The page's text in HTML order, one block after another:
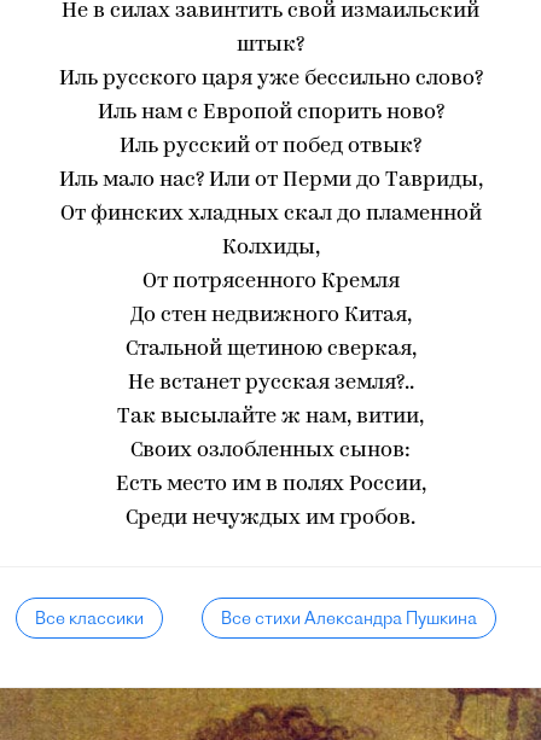
Не в силах завинтить свой измаильский
штык?
Иль русского царя уже бессильно слово?
Иль нам с Европой спорить ново?
Иль русский от побед отвык?
Иль мало нас? Или от Перми до Тавриды,
От финских хладных скал до пламенной
Колхиды,
От потрясенного Кремля
До стен недвижного Китая,
Стальной щетиною сверкая,
Не встанет русская земля?..
Так высылайте ж нам, витии,
Своих озлобленных сынов:
Есть место им в полях России,
Среди нечуждых им гробов.
Все классики Все стихи Александра Пушкина